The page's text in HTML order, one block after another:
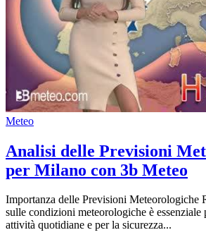
Meteo
Analisi delle Previsioni
per Milano con 3b Meteo
Importanza delle Previsioni Meteorologiche
sulle condizioni meteorologiche è essenziale
attività quotidiane e per la sicurezza...